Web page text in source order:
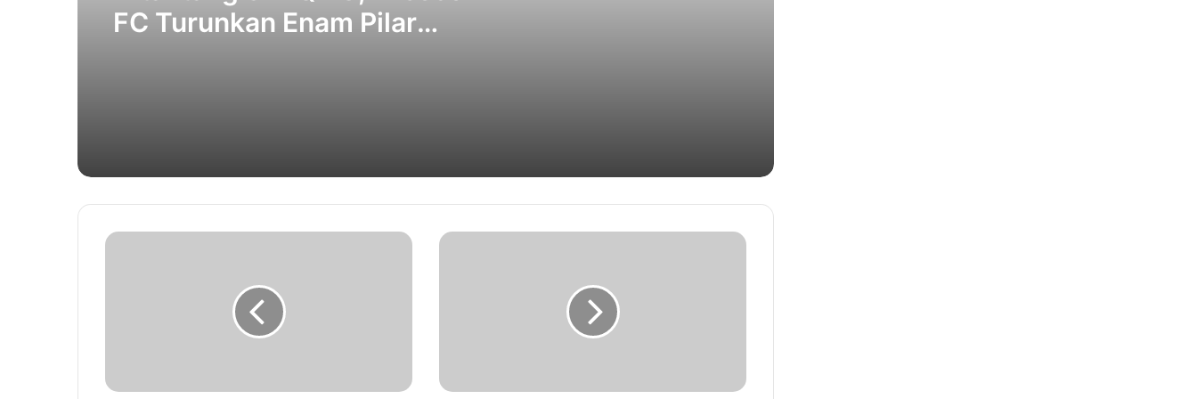
FC Turunkan Enam Pilar
TRH: Edukasi Keuangan Digital Perlu
Hendon dan Nyak Cit Jadi Jemaah